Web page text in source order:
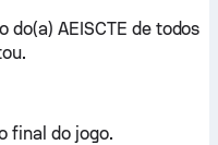
do(a) AEISCTE de todos
final do jogo.